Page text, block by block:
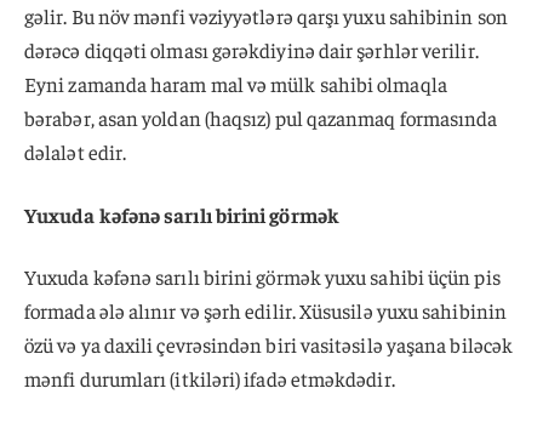
gəlir. Bu növ mənfi vəziyyətlərə qarşı yuxu sahibinin son
dərəcə diqqəti olması gərəkdiyinə dair şərhlər verilir.
Eyni zamanda haram mal və mülk sahibi olmaqla
bərabər, asan yoldan (haqsız) pul qazanmaq formasında
dəlalət edir.
Yuxuda kəfənə sarılı birini görmək
Yuxuda kəfənə sarılı birini görmək yuxu sahibi üçün pis
formada ələ alınır və şərh edilir. Xüsusilə yuxu sahibinin
özü və ya daxili çevrəsindən biri vasitəsilə yaşana biləcək
mənfi durumları (itkiləri) ifadə etməkdədir.